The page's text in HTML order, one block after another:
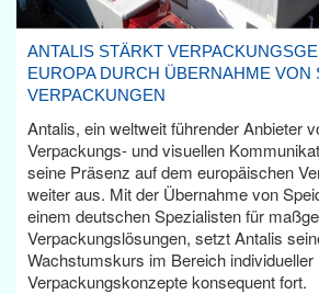
ANTALIS STÄRKT
EUROPA DURCH ÜBERNAHME VON
VERPACKUNGEN
Antalis, ein weltweit führender Anbieter
Verpackungs- und visuellen
seine Präsenz auf dem europäischen
weiter aus. Mit der Übernahme von
einem deutschen Spezialisten für
Verpackungslösungen, setzt Antalis
Wachstumskurs im Bereich individueller
Verpackungskonzepte konsequent fort.